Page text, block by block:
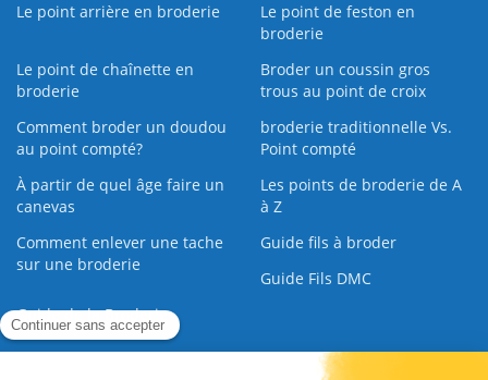
Le point arrière en broderie
Le point de feston en
broderie
Le point de chaînette en
broderie
Broder un coussin gros
trous au point de croix
Comment broder un doudou
au point compté?
broderie traditionnelle Vs.
Point compté
À partir de quel âge faire un
canevas
Les points de broderie de A
à Z
Comment enlever une tache
sur une broderie
Guide fils à broder
Guide Fils DMC
Guide de la Broderie